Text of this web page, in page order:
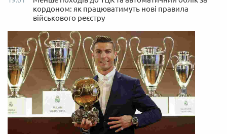
кордоном: як працюватимуть нові правила
військового реєстру